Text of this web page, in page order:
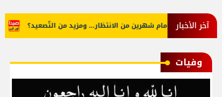
آخر الأخبار عملية لبنان أمام شهرين من الانتظار... ومزيد من التّصعيد؟
وفيات